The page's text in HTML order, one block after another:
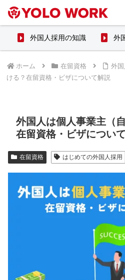
外国人採用の知識 外
ホーム 在留資格
外
ける？在留資格・ビザについて解説
外国人は個人事業主（
在留資格・ビザについ
在留資格 はじめての外国人採用